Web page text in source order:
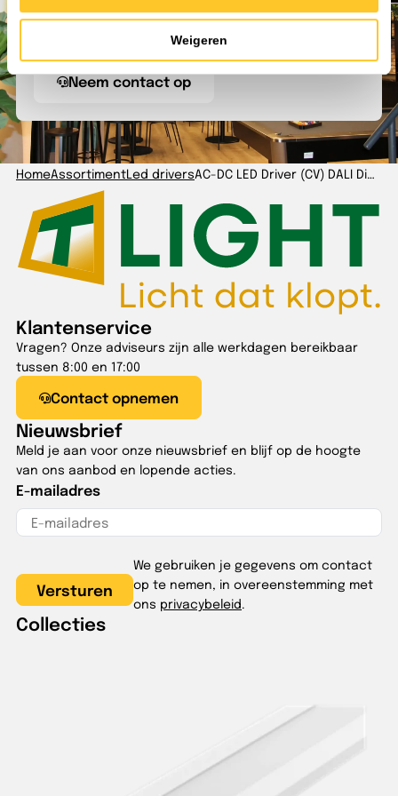
Weigeren
lichtspecialisten kunnen je alles vertellen over ons
mogelijkheden te bespreken.
Neem contact op
HomeAssortimentLed driversAC-DC LED Driver (CV) DALI Dim 90W 24V
Klantenservice
Vragen? Onze adviseurs zijn alle werkdagen bereikbaar
tussen 8:00 en 17:00
Contact opnemen
Nieuwsbrief
Meld je aan voor onze nieuwsbrief en blijf op de hoogte
van ons aanbod en lopende acties.
E-mailadres
We gebruiken je gegevens om contact
op te nemen, in overeenstemming met
ons privacybeleid.
Collecties